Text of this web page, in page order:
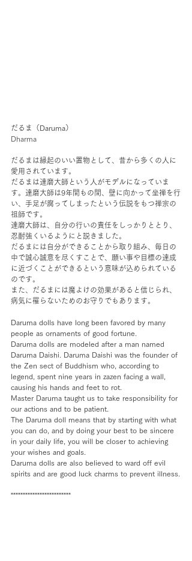
だるま（Daruma）
Dharma
だるまは縁起のいい置物として、昔から多くの人に
愛用されています。
だるまは達磨大師という人がモデルになっていま
す。達磨大師は9年間もの間、壁に向かって坐禅を行
い、手足が腐ってしまったという伝説をもつ禅宗の
祖師です。
達磨大師は、自分の行いの責任をしっかりととり、
忍耐強くいるようにと説きました。
だるまには自分ができることから取り組み、毎日の
中で誠心誠意を尽くすことで、願い事や目標の達成
に近づくことができるという意味が込められている
のです。
また、だるまには魔よけの効果があると信じられ、
病気に罹らないためのお守りでもあります。
Daruma dolls have long been favored by many
people as ornaments of good fortune.
Daruma dolls are modeled after a man named
Daruma Daishi. Daruma Daishi was the founder of
the Zen sect of Buddhism who, according to
legend, spent nine years in zazen facing a wall,
causing his hands and feet to rot.
Master Daruma taught us to take responsibility for
our actions and to be patient.
The Daruma doll means that by starting with what
you can do, and by doing your best to be sincere
in your daily life, you will be closer to achieving
your wishes and goals.
Daruma dolls are also believed to ward off evil
spirits and are good luck charms to prevent illness.
*************************